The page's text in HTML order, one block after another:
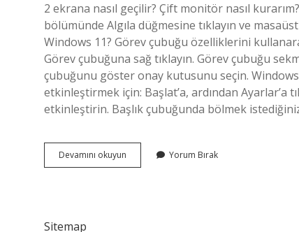
2 ekrana nasıl geçilir? Çift monitör nasıl
bölümünde Algıla düğmesine tıklayın ve
Windows 11? Görev çubuğu özelliklerini
Görev çubuğuna sağ tıklayın. Görev çubuğu
çubuğunu göster onay kutusunu seçin.
etkinleştirmek için: Başlat’a, ardından Ayarlar’a
etkinleştirin. Başlık çubuğunda bölmek
Devamını okuyun
Ekran
Yorum Bırak
Sitemap